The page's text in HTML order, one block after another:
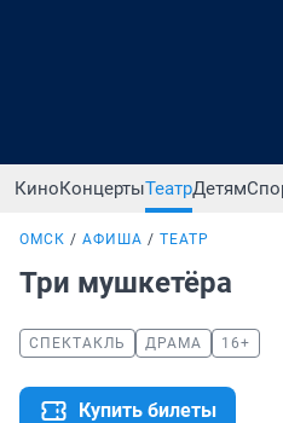
КиноКонцертыТеатрДетям
ОМСК АФИША ТЕАТР
Три мушкетёра
СПЕКТАКЛЬ ДРАМА 16+
Купить билеты